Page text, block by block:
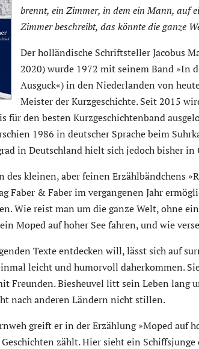
brennt, ein Zimmer, in dem ein Mann, auf
Zimmer beschreibt, das könnte die ganze
Der holländische Schriftsteller Jacobus
2020) wurde 1972 mit seinem Band »In
Ausguck«) in den Niederlanden von
Meister der Kurzgeschichte. Seit 2015
für den besten Kurzgeschichtenband
1986 in deutscher Sprache beim
in Deutschland hielt sich jedoch bisher in
des kleinen, aber feinen Erzählbändchens
Faber & Faber im vergangenen Jahr
Wie reist man um die ganze Welt, ohne
Moped auf hoher See fahren, und wie
Texte entdecken will, lässt sich auf
leicht und humorvoll daherkommen.
Freunden. Biesheuvel litt sein Leben lang
nach anderen Ländern nicht stillen.
greift er in der Erzählung »Moped auf
zählt. Hier sieht ein